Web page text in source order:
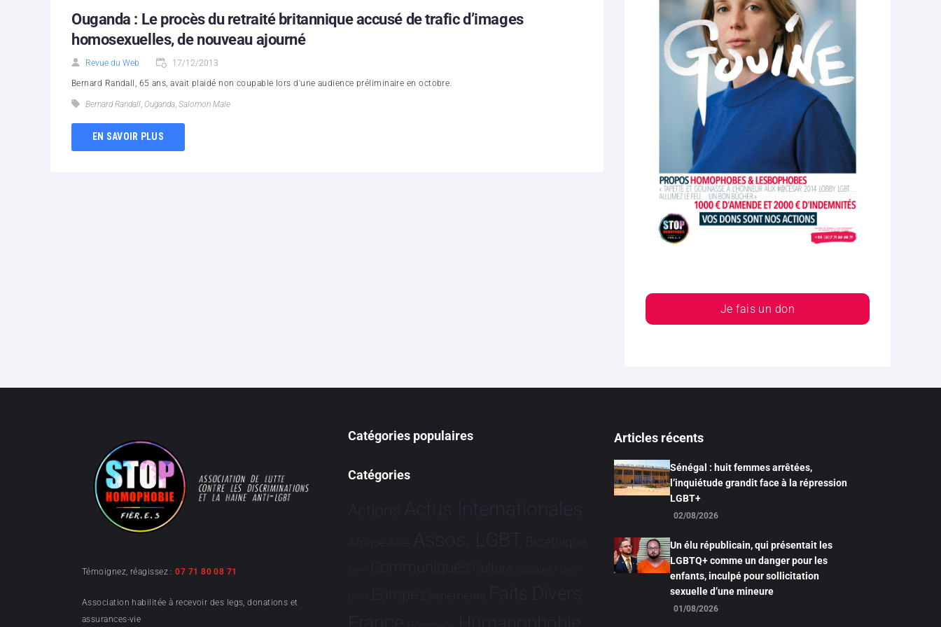
Ouganda : Le procès du retraité britannique accusé de trafic d’images
homosexuelles, de nouveau ajourné
Revue du Web 17/12/2013
Bernard Randall, 65 ans, avait plaidé non coupable lors d'une audience préliminaire en octobre.
Bernard Randall, Ouganda, Salomon Male
EN SAVOIR PLUS
Je fais un don
Témoignez, réagissez :07 71 80 08 71
Association habilitée à recevoir des legs, donations et
assurances-vie
Catégories populaires
Catégories
Actions Actus Internationales
Afrique Asie Assos. LGBT Bioéthique
Brève Communiqués Culture Dialogues France-
Brésil Europe Evénements Faits Divers
Humanophobie
Articles récents
Sénégal : huit femmes arrêtées,
l’inquiétude grandit face à la répression
LGBT+
02/08/2026
Un élu républicain, qui présentait les
LGBTQ+ comme un danger pour les
enfants, inculpé pour sollicitation
sexuelle d’une mineure
01/08/2026